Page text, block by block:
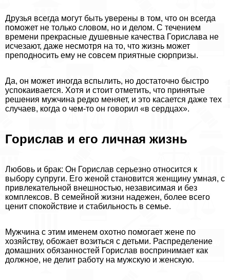
Друзья всегда могут быть уверены в том, что он всегда
поможет не только словом, но и делом. С течением
времени прекрасные душевные качества Горислава не
исчезают, даже несмотря на то, что жизнь может
преподносить ему не совсем приятные сюрпризы.
Да, он может иногда вспылить, но достаточно быстро
успокаивается. Хотя и стоит отметить, что принятые
решения мужчина редко меняет, и это касается даже тех
случаев, когда о чем-то он говорил «в сердцах».
Горислав и его личная жизнь
Любовь и бpaк: Он Горислав серьезно относится к
выбору супруги. Его женой становится женщину умная, с
привлекательной внешностью, независимая и без
комплексов. В семейной жизни надежен, более всего
ценит спокойствие и стабильность в семье.
Мужчина с этим именем охотно помогает жене по
хозяйству, обожает возиться с детьми. Распределение
домашних обязанностей Горислав воспринимает как
должное, не делит работу на мужскую и женскую.